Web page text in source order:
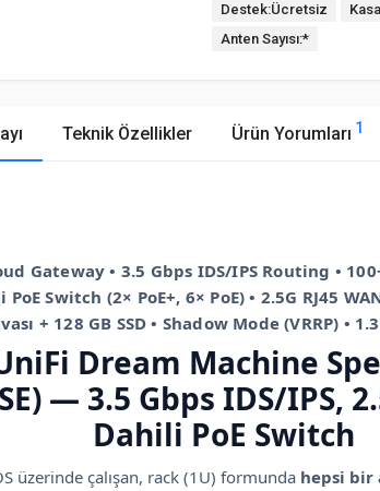
Destek:Ücretsiz
Anten Sayısı:*
Teknik Özellikler Ürün Yorumları 1
Gateway • 3.5 Gbps IDS/IPS Routing •
Switch (2× PoE+, 6× PoE) • 2.5G RJ45
+ 128 GB SSD • Shadow Mode (VRRP) •
Dream Machine
— 3.5 Gbps IDS/IPS,
Dahili PoE Switch
üzerinde çalışan, rack (1U) formunda hepsi bir